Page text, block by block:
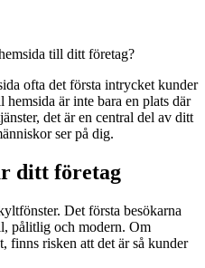
till ditt företag?
ofta det första intrycket kunder
är inte bara en plats där
det är en central del av ditt
ser på dig.
ditt företag
Det första besökarna
pålitlig och modern. Om
finns risken att det är så kunder